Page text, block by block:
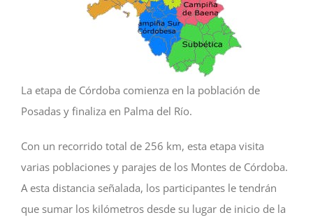
Lista de entidades
Contacto
La etapa de Córdoba comienza en la población de
Posadas y finaliza en Palma del Río.
Con un recorrido total de 256 km, esta etapa visita
varias poblaciones y parajes de los Montes de Córdoba.
A esta distancia señalada, los participantes le tendrán
que sumar los kilómetros desde su lugar de inicio de la